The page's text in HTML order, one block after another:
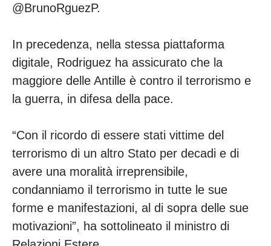
@BrunoRguezP.
In precedenza, nella stessa piattaforma
digitale, Rodriguez ha assicurato che la
maggiore delle Antille è contro il terrorismo e
la guerra, in difesa della pace.
“Con il ricordo di essere stati vittime del
terrorismo di un altro Stato per decadi e di
avere una moralità irreprensibile,
condanniamo il terrorismo in tutte le sue
forme e manifestazioni, al di sopra delle sue
motivazioni”, ha sottolineato il ministro di